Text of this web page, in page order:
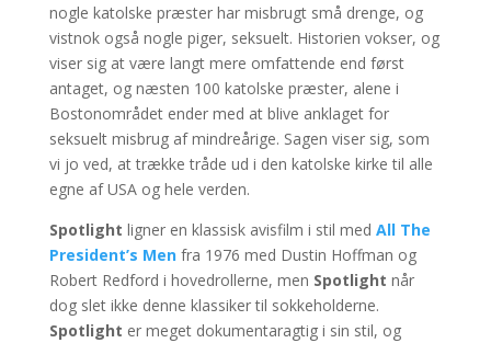
nogle katolske præster har misbrugt små drenge, og
vistnok også nogle piger, seksuelt. Historien vokser, og
viser sig at være langt mere omfattende end først
antaget, og næsten 100 katolske præster, alene i
Bostonområdet ender med at blive anklaget for
seksuelt misbrug af mindreårige. Sagen viser sig, som
vi jo ved, at trække tråde ud i den katolske kirke til alle
egne af USA og hele verden.
Spotlight ligner en klassisk avisfilm i stil med All The
President’s Menfra 1976 med Dustin Hoffman og
Robert Redford i hovedrollerne, men Spotlight når
dog slet ikke denne klassiker til sokkeholderne.
Spotlight er meget dokumentaragtig i sin stil, og